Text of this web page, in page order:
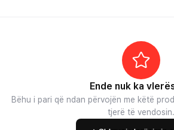
Ende nuk ka
Bëhu i pari që ndan përvojën me këtë
tjerë të vendosin.